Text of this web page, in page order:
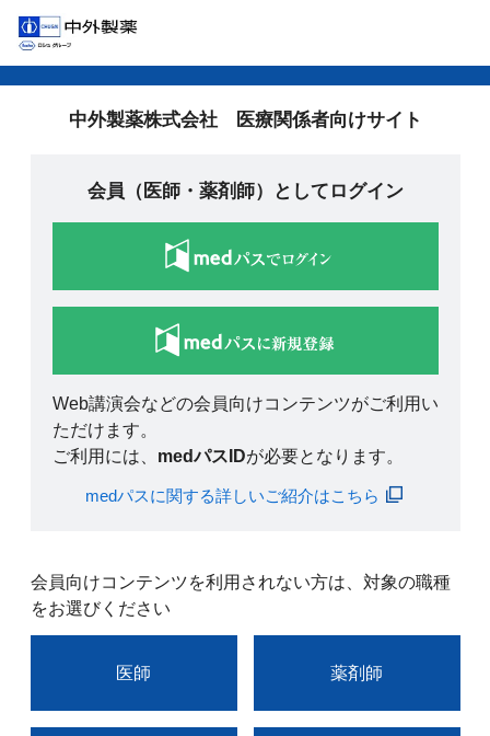
中外製薬株式会社 医療関係者向けサイト
会員（医師・薬剤師）としてログイン
Web講演会などの会員向けコンテンツがご利用い
ただけます。
ご利用には、 medパスIDが必要となります。
medパスに関する詳しいご紹介はこちら
会員向けコンテンツを利用されない方は、対象の職種
をお選びください
医師 薬剤師